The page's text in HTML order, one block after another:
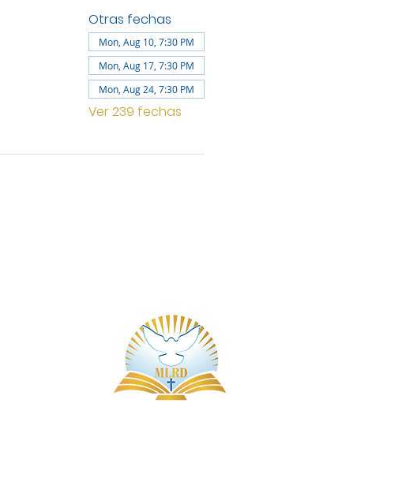
Otras fechas
Mon, Aug 10, 7:30 PM
Mon, Aug 17, 7:30 PM
Mon, Aug 24, 7:30 PM
Ver 239 fechas